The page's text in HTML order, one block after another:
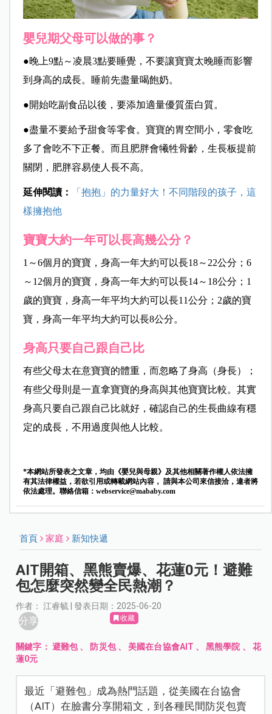
嬰兒期父母可以做的事？
●晚上9點～凌晨3點要睡覺，不要讓寶寶太晚睡而影響
到身高的成長。睡前先盡量喝飽奶。
●開始吃副食品以後，要添加適量優質蛋白質。
●盡量不要給予甜食等零食。寶寶的胃空間小，零食吃
多了會吃不下正餐。而且肥胖會犧牲骨齡，生長板提前
關閉，肥胖容易使人長不高。
延伸閱讀：
「抱抱」的力量好大！不同階段的孩子，這
樣擁抱他
寶寶大約一年可以長高幾公分？
1～6個月的寶寶，身高一年大約可以長18～22公分；6
～12個月的寶寶，身高一年大約可以長14～18公分；1
歲的寶寶，身高一年平均大約可以長11公分；2歲的寶
寶，身高一年平均大約可以長8公分。
身高只要自己跟自己比
有些父母太在意寶寶的體重，而忽略了身高（身長）；
有些父母則是一直拿寶寶的身高與其他寶寶比較。其實
身高只要自己跟自己比就好，確認自己的生長曲線有穩
定的成長，不用過度與他人比較。
*本網站所發表之文章，均由《嬰兒與母親》及其他相關著作權人依法擁
有其法律權益，若欲引用或轉載網站內容， 請與本公司來信接洽，違者將
依法處理。聯絡信箱： webservice@mababy.com
首頁 家庭 新知快遞
AIT開箱、黑熊賣爆、花蓮0元！避難
包怎麼突然變全民熱潮？
作者： 江睿毓 | 發表日期：2025-06-20
分享 收藏
關鍵字： 避難包、 防災包、美國在台協會AIT 、黑熊學院 、 花
蓮0元
最近「避難包」成為熱門話題，從美國在台協會
（AIT）在臉書分享開箱文，到各種民間防災包賣